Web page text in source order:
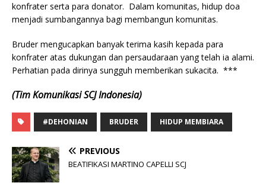
konfrater serta para donator. Dalam komunitas, hidup doa
menjadi sumbangannya bagi membangun komunitas.
Bruder mengucapkan banyak terima kasih kepada para
konfrater atas dukungan dan persaudaraan yang telah ia alami.
Perhatian pada dirinya sungguh memberikan sukacita. ***
(Tim Komunikasi SCJ Indonesia)
#DEHONIAN BRUDER HIDUP MEMBIARA
PREVIOUS
BEATIFIKASI MARTINO CAPELLI SCJ